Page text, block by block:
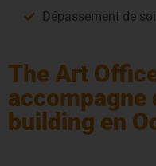
Dépassement de soi
The Art
accompagne
building en